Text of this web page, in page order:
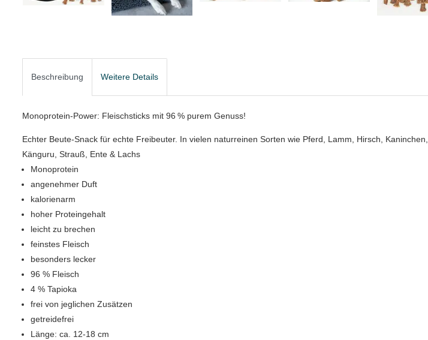
Beschreibung Weitere Details
Monoprotein-Power: Fleischsticks mit 96 % purem Genuss!
Echter Beute-Snack für echte Freibeuter. In vielen naturreinen Sorten wie Pferd, Lamm, Hirsch, Kaninchen,
Känguru, Strauß, Ente & Lachs
Monoprotein
angenehmer Duft
kalorienarm
hoher Proteingehalt
leicht zu brechen
feinstes Fleisch
besonders lecker
96 % Fleisch
4 % Tapioka
frei von jeglichen Zusätzen
getreidefrei
Länge: ca. 12-18 cm